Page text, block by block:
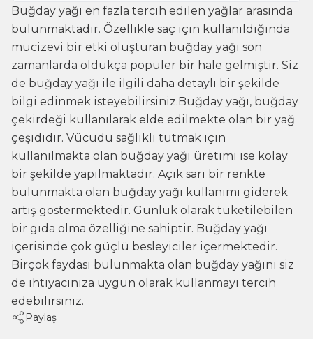
zamanlarda oldukça popüler bir hale gelmiştir. Siz de
buğday yağı ile ilgili daha detaylı bir şekilde bilgi
edinmek isteyebilirsiniz.Buğday yağı, buğday
çekirdeği kullanılarak elde edilmekte olan bir yağ
çeşididir. Vücudu sağlıklı tutmak için kullanılmakta
olan buğday yağı üretimi ise kolay bir şekilde
yapılmaktadır. Açık sarı bir renkte bulunmakta olan
buğday yağı kullanımı giderek artış göstermektedir.
Günlük olarak tüketilebilen bir gıda olma özelliğine
sahiptir. Buğday yağı içerisinde çok güçlü besleyiciler
içermektedir. Birçok faydası bulunmakta olan buğday
yağını siz de ihtiyacınıza uygun olarak kullanmayı
tercih edebilirsiniz.
Buğday yağı en fazla tercih edilen yağlar arasında
bulunmaktadır. Özellikle saç için kullanıldığında
mucizevi bir etki oluşturan buğday yağı son
zamanlarda oldukça popüler bir hale gelmiştir. Siz
de buğday yağı ile ilgili daha detaylı bir şekilde
bilgi edinmek isteyebilirsiniz.Buğday yağı, buğday
çekirdeği kullanılarak elde edilmekte olan bir yağ
çeşididir. Vücudu sağlıklı tutmak için
kullanılmakta olan buğday yağı üretimi ise kolay
bir şekilde yapılmaktadır. Açık sarı bir renkte
bulunmakta olan buğday yağı kullanımı giderek
artış göstermektedir. Günlük olarak tüketilebilen
bir gıda olma özelliğine sahiptir. Buğday yağı
içerisinde çok güçlü besleyiciler içermektedir.
Birçok faydası bulunmakta olan buğday yağını siz
de ihtiyacınıza uygun olarak kullanmayı tercih
edebilirsiniz.
Paylaş